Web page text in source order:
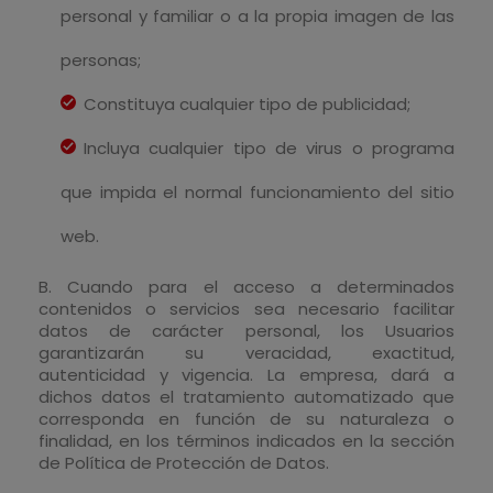
personal y familiar o a la propia imagen de las
personas;
Constituya cualquier tipo de publicidad;
Incluya cualquier tipo de virus o programa
que impida el normal funcionamiento del sitio
web.
B. Cuando para el acceso a determinados
contenidos o servicios sea necesario facilitar
datos de carácter personal, los Usuarios
garantizarán su veracidad, exactitud,
autenticidad y vigencia. La empresa, dará a
dichos datos el tratamiento automatizado que
corresponda en función de su naturaleza o
finalidad, en los términos indicados en la sección
de Política de Protección de Datos.